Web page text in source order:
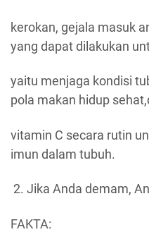
kerokan, gejala masuk
yang dapat dilakukan
yaitu menjaga kondisi
pola makan hidup
vitamin C secara rutin
imun dalam tubuh.
Jika Anda demam,
FAKTA: